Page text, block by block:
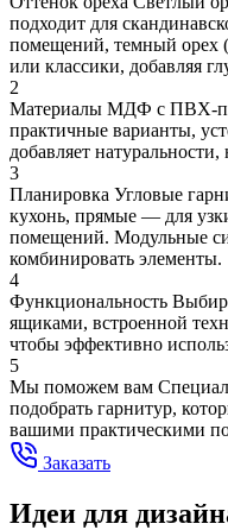
подходит для
помещений, темный орех
или классики, добавляя
2
Материалы МДФ с ПВХ-
практичные варианты,
добавляет
3
Планировка Угловые
кухонь, прямые — для
помещений. Модульные
комбинировать элементы.
4
Функциональность
ящиками, встроенной
чтобы эффективно
5
Мы поможем вам
подобрать гарнитур,
вашими практическими
Заказать
Идеи для